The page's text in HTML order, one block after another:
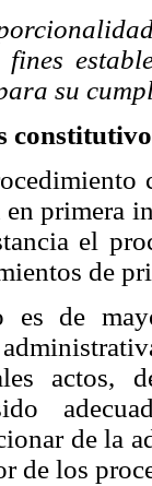
fines
su
primera
el
de
es de
actos,
de la
de los